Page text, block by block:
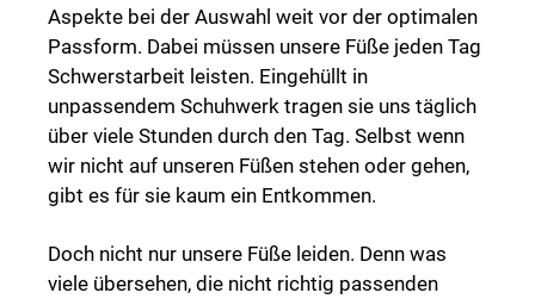
Aspekte bei der Auswahl weit vor der optimalen
Passform. Dabei müssen unsere Füße jeden Tag
Schwerstarbeit leisten. Eingehüllt in
unpassendem Schuhwerk tragen sie uns täglich
über viele Stunden durch den Tag. Selbst wenn
wir nicht auf unseren Füßen stehen oder gehen,
gibt es für sie kaum ein Entkommen.
Doch nicht nur unsere Füße leiden. Denn was
viele übersehen, die nicht richtig passenden